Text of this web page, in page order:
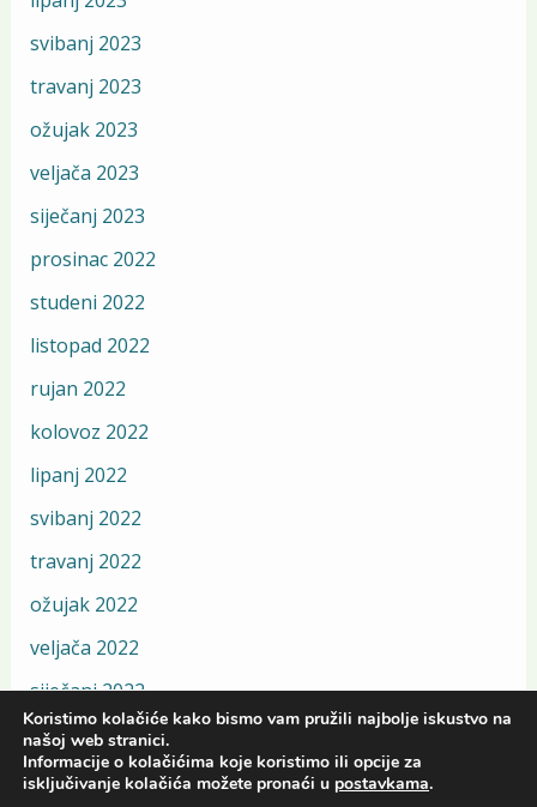
svibanj 2023
travanj 2023
ožujak 2023
veljača 2023
siječanj 2023
prosinac 2022
studeni 2022
listopad 2022
rujan 2022
kolovoz 2022
lipanj 2022
svibanj 2022
travanj 2022
ožujak 2022
veljača 2022
siječanj 2022
prosinac 2021
Koristimo kolačiće kako bismo vam pružili najbolje iskustvo na
našoj web stranici.
Informacije o kolačićima koje koristimo ili opcije za
isključivanje kolačića možete pronaći u postavkama.